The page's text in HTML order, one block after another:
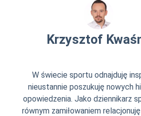
Krzysztof
W świecie sportu odnajduję
nieustannie poszukuję nowych
opowiedzenia. Jako dziennikarz
równym zamiłowaniem